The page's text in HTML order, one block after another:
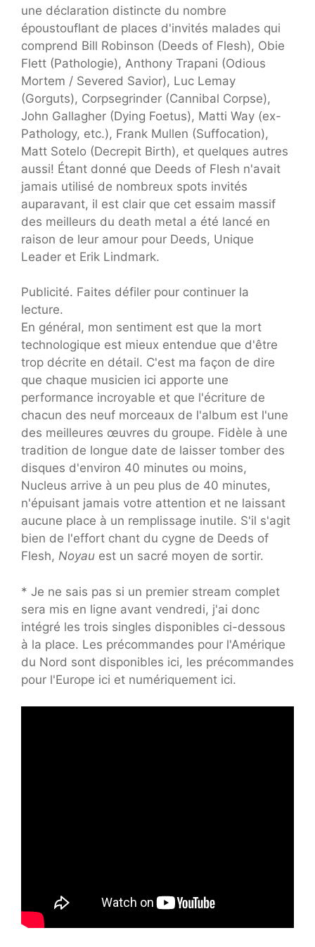
une déclaration distincte du nombre
époustouflant de places d'invités malades qui
comprend Bill Robinson (Deeds of Flesh), Obie
Flett (Pathologie), Anthony Trapani (Odious
Mortem / Severed Savior), Luc Lemay
(Gorguts), Corpsegrinder (Cannibal Corpse),
John Gallagher (Dying Foetus), Matti Way (ex-
Pathology, etc.), Frank Mullen (Suffocation),
Matt Sotelo (Decrepit Birth), et quelques autres
aussi! Étant donné que Deeds of Flesh n'avait
jamais utilisé de nombreux spots invités
auparavant, il est clair que cet essaim massif
des meilleurs du death metal a été lancé en
raison de leur amour pour Deeds, Unique
Leader et Erik Lindmark.
Publicité. Faites défiler pour continuer la
lecture.
En général, mon sentiment est que la mort
technologique est mieux entendue que d'être
trop décrite en détail. C'est ma façon de dire
que chaque musicien ici apporte une
performance incroyable et que l'écriture de
chacun des neuf morceaux de l'album est l'une
des meilleures œuvres du groupe. Fidèle à une
tradition de longue date de laisser tomber des
disques d'environ 40 minutes ou moins,
Nucleus arrive à un peu plus de 40 minutes,
n'épuisant jamais votre attention et ne laissant
aucune place à un remplissage inutile. S'il s'agit
bien de l'effort chant du cygne de Deeds of
Flesh, Noyau est un sacré moyen de sortir.
* Je ne sais pas si un premier stream complet
sera mis en ligne avant vendredi, j'ai donc
intégré les trois singles disponibles ci-dessous
à la place. Les précommandes pour l'Amérique
du Nord sont disponibles ici, les précommandes
pour l'Europe ici et numériquement ici.